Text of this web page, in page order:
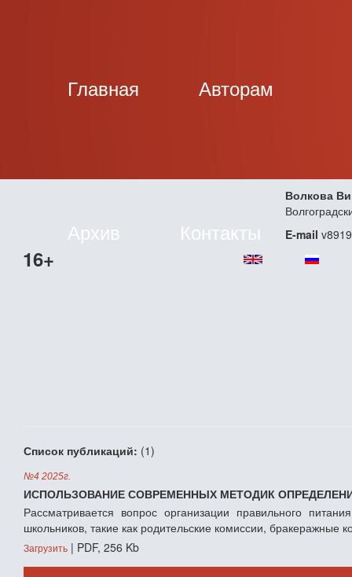
Главная Авторам
Архив Контакты
16+
Волкова
E-mail
Список публикаций: (1)
№4 2025г.
ИСПОЛЬЗОВАНИЕ СОВРЕМЕННЫХ МЕТОДИК
Рассматривается вопрос организации правильного
школьников, такие как родительские комиссии, бракеражные
Загрузить | PDF, 256 Kb